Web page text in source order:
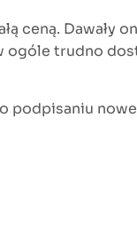
ceną. Dawały
ogóle trudno
podpisaniu